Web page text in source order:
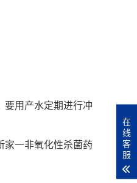
要用产水定期进行冲
家一非氧化性杀菌药
在
线
客
服